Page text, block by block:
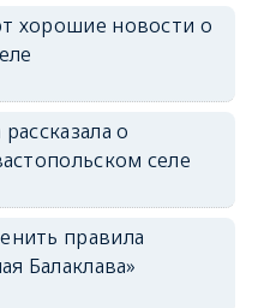
хорошие новости о
о
селе
правила
Балаклава»